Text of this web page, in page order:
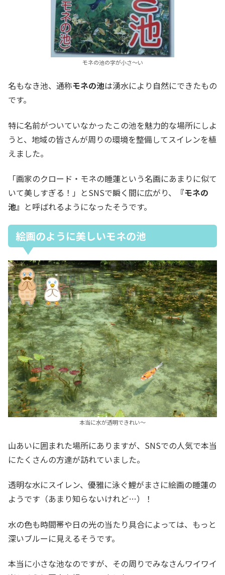
モネの池の字が小さ～い
名もなき池、通称モネの池は湧水により自然にできたもの
です。
特に名前がついていなかったこの池を魅力的な場所にしよ
うと、地域の皆さんが周りの環境を整備してスイレンを植
えました。
「画家のクロード・モネの睡蓮という名画にあまりに似て
いて美しすぎる！」とSNSで瞬く間に広がり、
『モネの
池』 と呼ばれるようになったそうです。
絵画のように美しいモネの池
本当に水が透明できれい～
山あいに囲まれた場所にありますが、SNSでの人気で本当
にたくさんの方達が訪れていました。
透明な水にスイレン、優雅に泳ぐ鯉がまさに絵画の睡蓮の
ようです（あまり知らないけれど…）！
水の色も時間帯や日の光の当たり具合によっては、もっと
深いブルーに見えるそうです。
本当に小さな池なのですが、その周りでみなさんワイワイ